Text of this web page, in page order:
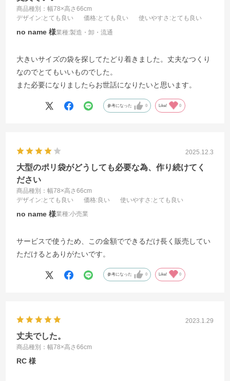
商品種別：幅78×高さ66cm
デザイン:とても良い 価格:とても良い 使いやすさ :とても良い
no name 業種:製造・卸・流通
大きいサイズの袋を探してたどり着きました。丈夫なつくり
なのでとてもいいものでした。
また必要になりましたらお世話になりたいと思います。
参考になった 0 Like! 0
2025.12.3
大型のポリ袋がどうしても必要な為、作り続けてく
ださい
商品種別：幅78×高さ66cm
デザイン:とても良い 価格:良い 使いやすさ :とても良い
no name 業種:小売業
サービスで使うため、この金額でできるだけ長く販売してい
ただけるとありがたいです。
参考になった 0 Like! 0
2023.1.29
丈夫でした。
商品種別：幅78×高さ66cm
RC